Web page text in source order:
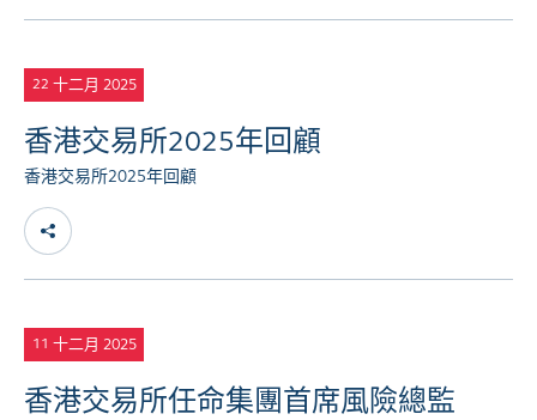
22 十二月 2025
香港交易所2025年回顧
香港交易所2025年回顧
11 十二月 2025
香港交易所任命集團首席風險總監